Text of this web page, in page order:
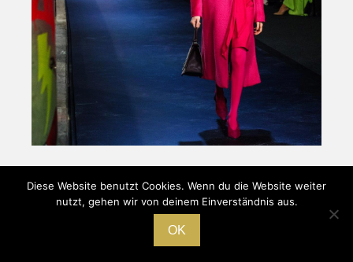
Pressebüro Jens Hirsch
IMPRESSUM|
Diese Website benutzt Cookies. Wenn du die Website weiter
nutzt, gehen wir von deinem Einverständnis aus.
OK